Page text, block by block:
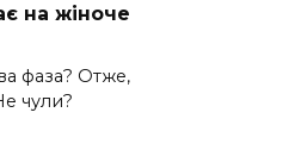
на жіноче
фаза? Отже,
чули?